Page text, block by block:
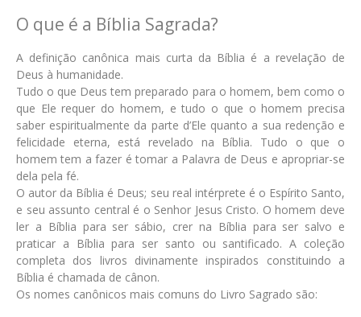
O que é a Bíblia Sagrada?
A definição canônica mais curta da Bíblia é a revelação de
Deus à humanidade.
Tudo o que Deus tem preparado para o homem, bem como o
que Ele requer do homem, e tudo o que o homem precisa
saber espiritualmente da parte d’Ele quanto a sua redenção e
felicidade eterna, está revelado na Bíblia. Tudo o que o
homem tem a fazer é tomar a Palavra de Deus e apropriar-se
dela pela fé.
O autor da Bíblia é Deus; seu real intérprete é o Espírito Santo,
e seu assunto central é o Senhor Jesus Cristo. O homem deve
ler a Bíblia para ser sábio, crer na Bíblia para ser salvo e
praticar a Bíblia para ser santo ou santificado. A coleção
completa dos livros divinamente inspirados constituindo a
Bíblia é chamada de cânon.
Os nomes canônicos mais comuns do Livro Sagrado são: